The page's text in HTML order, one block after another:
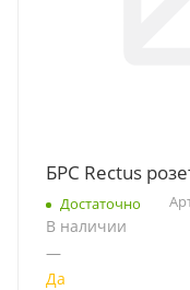
БРС Rectus
Достаточно
В наличии
—
Да